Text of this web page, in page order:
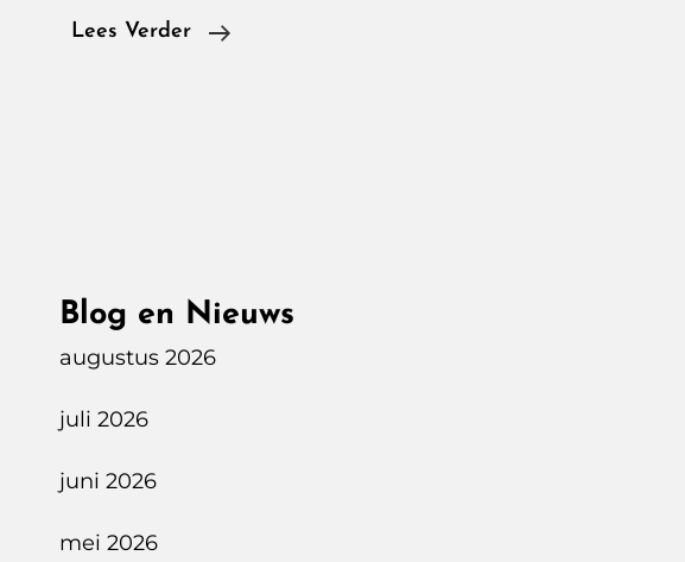
Lees Verder
Chateau
Blog en Nieuws
augustus 2026
juli 2026
juni 2026
mei 2026